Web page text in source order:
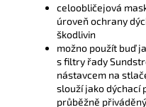
celoobličejová
úroveň ochrany
škodlivin
možno použít buď
s filtry řady
nástavcem na
slouží jako dýchací
průběžně